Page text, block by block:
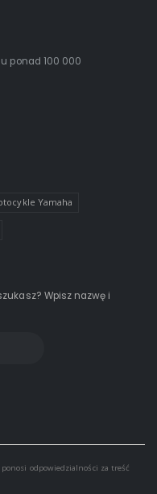
ponad 100 000
Yamaha
Wpisz nazwę i
odpowiedzialności za treść